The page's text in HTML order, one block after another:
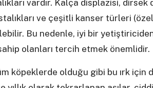
vardır. Kalça displazisi,
ve çeşitli kanser türleri
Bu nedenle, iyi bir
olanları tercih etmek önemlidir.
köpeklerde olduğu gibi bu ırk